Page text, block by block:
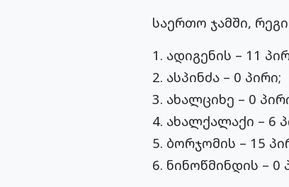
საერთო ჯამში,
1. ადიგენის – 11
2. ასპინძა – 0 პირი;
3. ახალციხე – 0
4. ახალქალაქი – 6
5. ბორჯომის – 15
6. ნინოწმინდის – 0